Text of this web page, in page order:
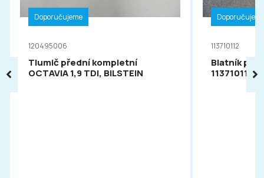
Doporučujeme
120495006
Tlumič přední kompletní
OCTAVIA 1,9 TDI, BILSTEIN
113710112
Blatník
113710112